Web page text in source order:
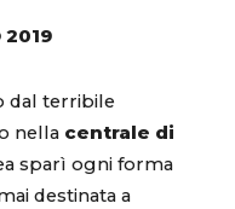
2019
dal terribile
nella centrale di
sparì ogni forma
destinata a